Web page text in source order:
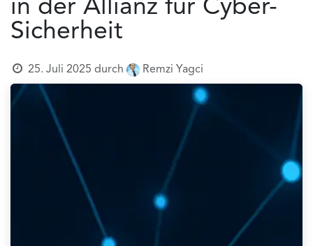
in der Allianz für Cyber-
Sicherheit
25. Juli 2025 durch Remzi Yagci